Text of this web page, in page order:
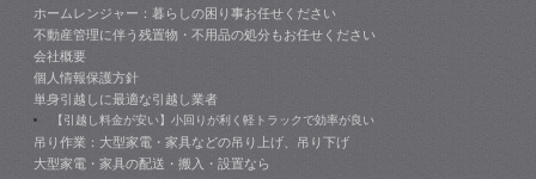
ホームレンジャー：暮らしの困り事お任せください
不動産管理に伴う残置物・不用品の処分もお任せください
会社概要
個人情報保護方針
単身引越しに最適な引越し業者
【引越し料金が安い】小回りが利く軽トラックで効率が良い
吊り作業：大型家電・家具などの吊り上げ、吊り下げ
大型家電・家具の配送・搬入・設置なら